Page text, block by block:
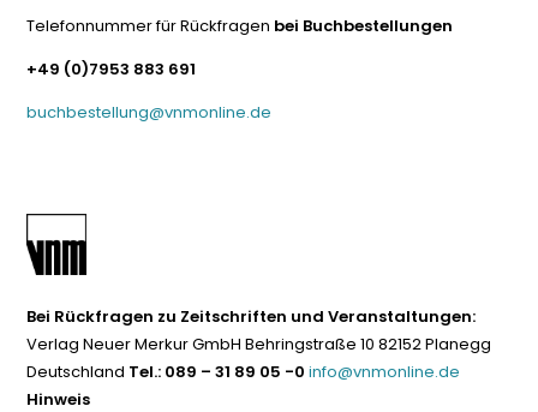
Telefonnummer für Rückfragen bei Buchbestellungen
+49 (0)7953 883 691
buchbestellung@vnmonline.de
Bei Rückfragen zu Zeitschriften und Veranstaltungen:
Verlag Neuer Merkur GmbH Behringstraße 10 82152 Planegg
Deutschland Tel.: 089 – 31 89 05 -0 info@vnmonline.de
Hinweis